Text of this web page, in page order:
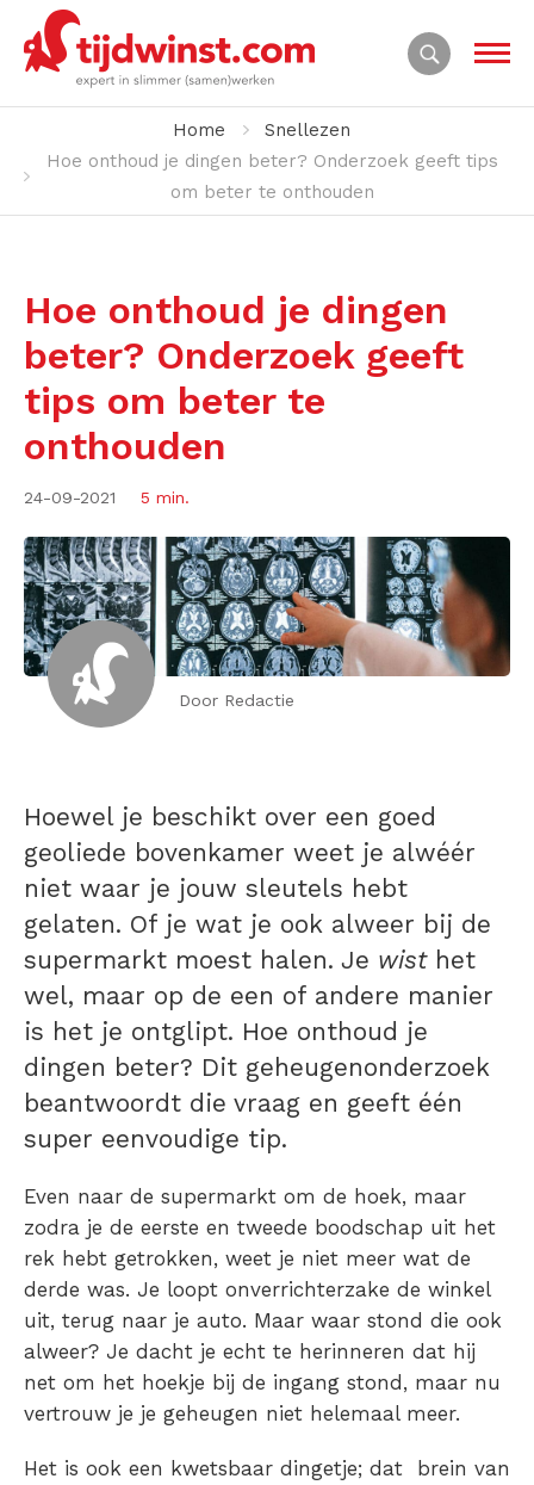
Home
Snellezen
Hoe onthoud je dingen beter? Onderzoek geeft tips
om beter te onthouden
Hoe onthoud je dingen
beter? Onderzoek geeft
tips om beter te
onthouden
24-09-2021 5 min.
Door Redactie
Hoewel je beschikt over een goed
geoliede bovenkamer weet je alwéér
niet waar je jouw sleutels hebt
gelaten. Of je wat je ook alweer bij de
supermarkt moest halen. Je wisthet
wel, maar op de een of andere manier
is het je ontglipt. Hoe onthoud je
dingen beter? Dit geheugenonderzoek
beantwoordt die vraag en geeft één
super eenvoudige tip.
Even naar de supermarkt om de hoek, maar
zodra je de eerste en tweede boodschap uit het
rek hebt getrokken, weet je niet meer wat de
derde was. Je loopt onverrichterzake de winkel
uit, terug naar je auto. Maar waar stond die ook
alweer? Je dacht je echt te herinneren dat hij
net om het hoekje bij de ingang stond, maar nu
vertrouw je je geheugen niet helemaal meer.
Het is ook een kwetsbaar dingetje; dat brein van